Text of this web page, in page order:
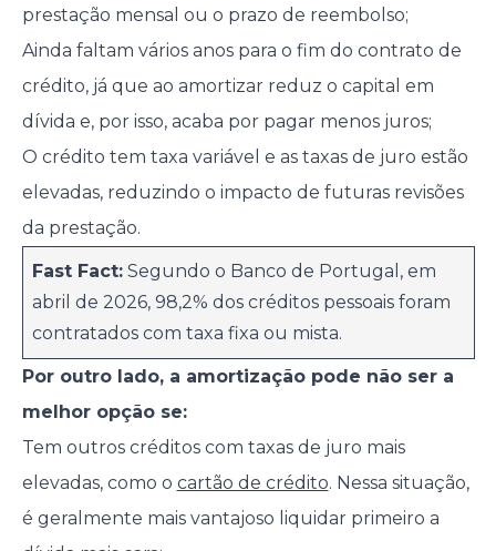
prestação mensal ou o prazo de reembolso;
Ainda faltam vários anos para o fim do contrato de
crédito, já que ao amortizar reduz o capital em
dívida e, por isso, acaba por pagar menos juros;
O crédito tem taxa variável e as taxas de juro estão
elevadas, reduzindo o impacto de futuras revisões
da prestação.
Fast Fact:Segundo o Banco de Portugal, em
abril de 2026, 98,2% dos créditos pessoais foram
contratados com taxa fixa ou mista.
Por outro lado, a amortização pode não ser a
melhor opção se:
Tem outros créditos com taxas de juro mais
elevadas, como o cartão de crédito. Nessa situação,
é geralmente mais vantajoso liquidar primeiro a